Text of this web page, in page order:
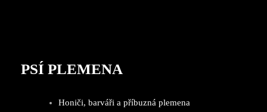
PSÍ PLEMENA
Honiči, barváři a příbuzná plemena